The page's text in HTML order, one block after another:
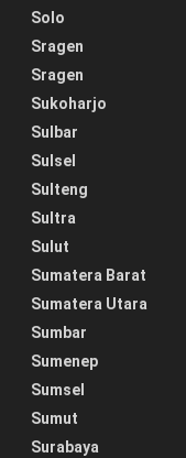
Solo
Sragen
Sragen
Sukoharjo
Sulbar
Sulsel
Sulteng
Sultra
Sulut
Sumatera Barat
Sumatera Utara
Sumbar
Sumenep
Sumsel
Sumut
Surabaya